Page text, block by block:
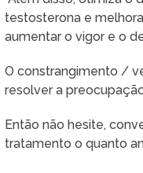
testosterona e
aumentar o vigor e o
O constrangimento /
resolver a
Então não hesite,
tratamento o quanto